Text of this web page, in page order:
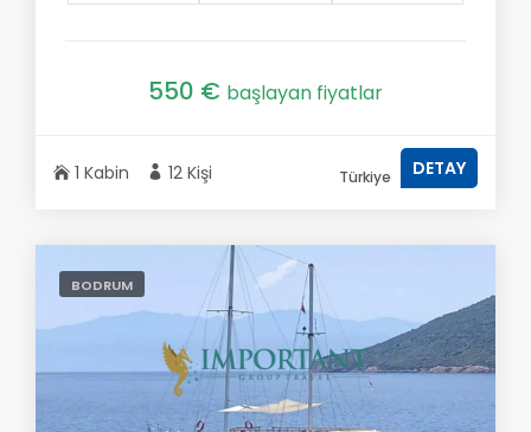
550 € başlayan fiyatlar
1 Kabin 12 Kişi Türkiye DETAY
BODRUM